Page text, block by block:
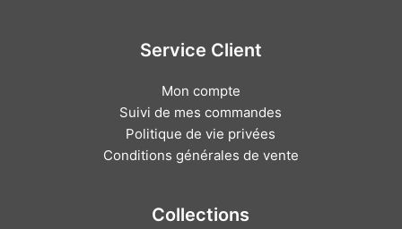
Service Client
Mon compte
Suivi de mes commandes
Politique de vie privées
Conditions générales de vente
Collections